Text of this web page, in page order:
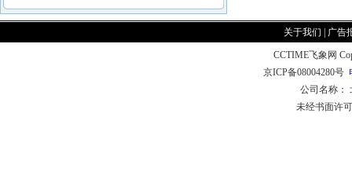
关于我们 广告
CCTIME飞象网
京ICP备08004280号
公司名称：
未经书面许